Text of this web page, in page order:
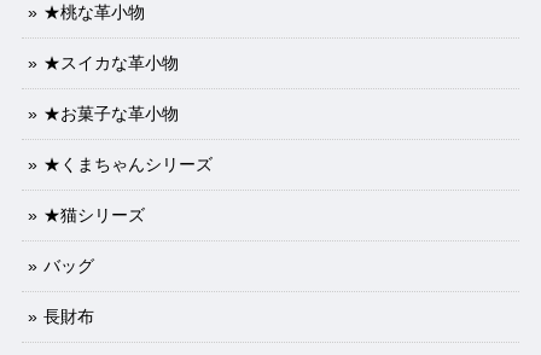
★桃な革小物
★スイカな革小物
★お菓子な革小物
★くまちゃんシリーズ
★猫シリーズ
バッグ
長財布